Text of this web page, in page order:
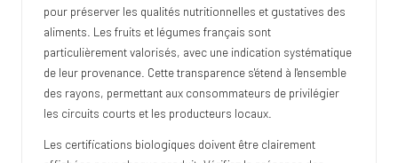
pour préserver les qualités nutritionnelles et gustatives des
aliments. Les fruits et légumes français sont
particulièrement valorisés, avec une indication systématique
de leur provenance. Cette transparence s'étend à l'ensemble
des rayons, permettant aux consommateurs de privilégier
les circuits courts et les producteurs locaux.
Les certifications biologiques doivent être clairement